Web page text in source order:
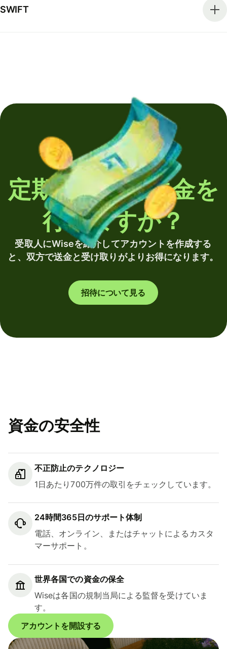
SWIFT
定期的に海外送金を
行いますか？
受取人にWiseを紹介してアカウントを作成する
と、双方で送金と受け取りがよりお得になります。
招待について見る
資金の安全性
不正防止のテクノロジー
1日あたり700万件の取引をチェックしています。
24時間365日のサポート体制
電話、オンライン、またはチャットによるカスタ
マーサポート。
世界各国での資金の保全
Wiseは各国の規制当局による監督を受けていま
す。
アカウントを開設する